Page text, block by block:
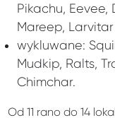
Pikachu,
Mareep,
wykluwane:
Mudkip, Ralts,
Chimchar.
Od 11 rano do 14